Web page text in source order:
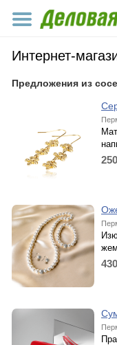
Интернет-
Предложения из
250
430